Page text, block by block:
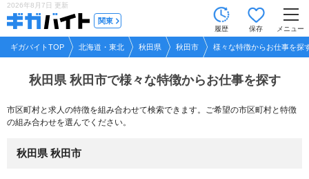
2026年8月7日 更新
関東
履歴 保存 メニュー
ギガバイトTOP 北海道・東北 秋田県 秋田市 様々な特徴からお仕事を探
秋田県 秋田市で様々な特徴からお仕事を探す
市区町村と求人の特徴を組み合わせて検索できます。ご希望の市区町村と特徴
の組み合わせを選んでください。
秋田県 秋田市